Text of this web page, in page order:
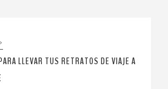
LLEVAR TUS RETRATOS DE VIAJE A